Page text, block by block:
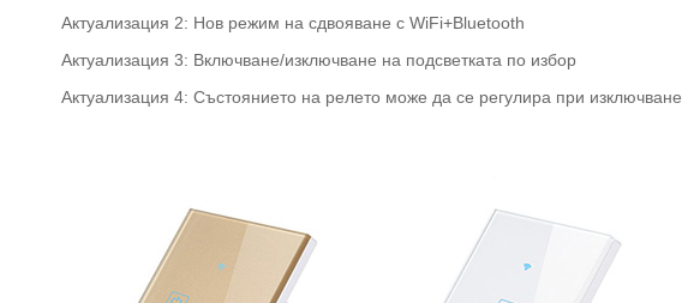
Актуализация 2: Нов режим на сдвояване с WiFi+Bluetooth
Актуализация 3: Включване/изключване на подсветката по избор
Актуализация 4: Състоянието на релето може да се регулира при изключване